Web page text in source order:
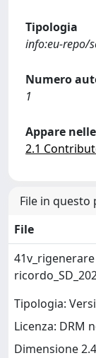
Tipologia
info:eu-repo/
Numero
1
Appare
2.1
File in
File
Tipologia:
Licenza: DRM
Dimensione